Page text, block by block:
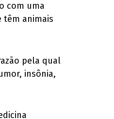
com uma
têm animais
pela qual
insônia,